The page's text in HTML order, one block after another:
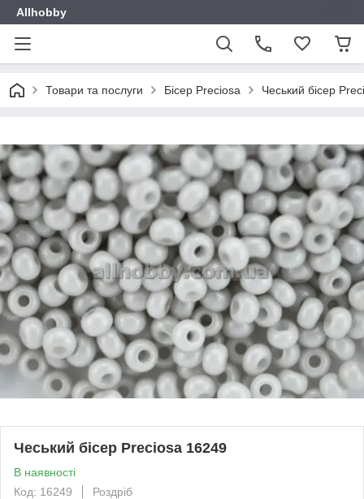
Allhobby
Товари та послуги Бісер Preciosa Чеський бісер
Чеський бісер Preciosa 16249
В наявності
Код: 16249
Роздріб